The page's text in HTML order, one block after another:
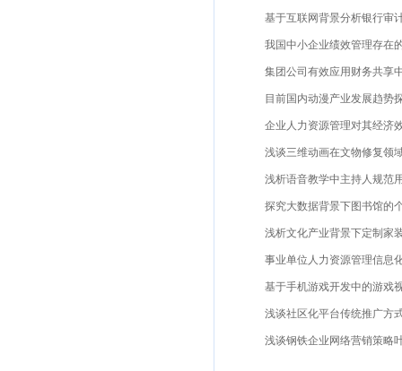
基于互联网背景分析银行审计
我国中小企业绩效管理存在的
集团公司有效应用财务共享中
目前国内动漫产业发展趋势探
企业人力资源管理对其经济效
浅谈三维动画在文物修复领域
浅析语音教学中主持人规范用
探究大数据背景下图书馆的个
浅析文化产业背景下定制家装
事业单位人力资源管理信息化
基于手机游戏开发中的游戏视
浅谈社区化平台传统推广方式
浅谈钢铁企业网络营销策略叶